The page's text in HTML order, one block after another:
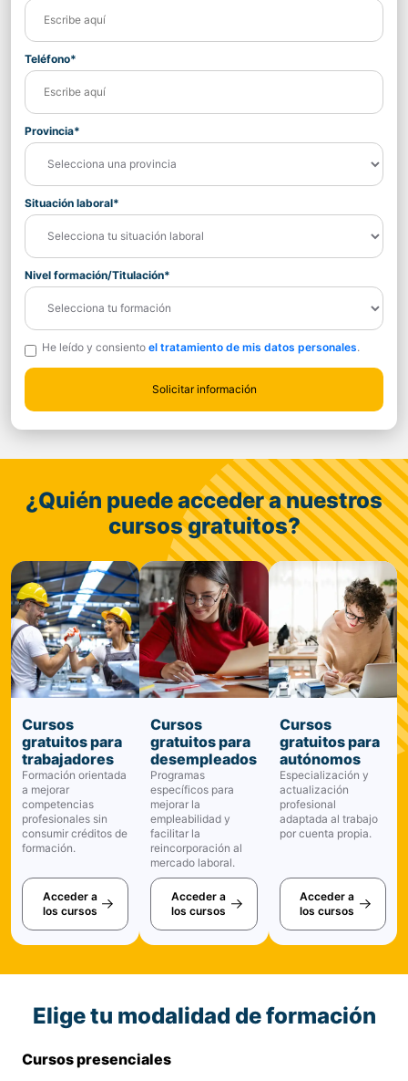
Teléfono*
Provincia*
Situación laboral*
Nivel formación/Titulación*
He leído y consiento el tratamiento de mis datos personales.
¿Quién puede acceder a nuestros
cursos gratuitos?
Cursos
gratuitos para
trabajadores
Formación orientada
a mejorar
competencias
profesionales sin
consumir créditos de
formación.
Acceder a
los cursos
Cursos
gratuitos para
desempleados
Programas
específicos para
mejorar la
empleabilidad y
facilitar la
reincorporación al
mercado laboral.
Acceder a
los cursos
Cursos
gratuitos para
autónomos
Especialización y
actualización
profesional
adaptada al trabajo
por cuenta propia.
Acceder a
los cursos
Elige tu modalidad de formación
Cursos presenciales